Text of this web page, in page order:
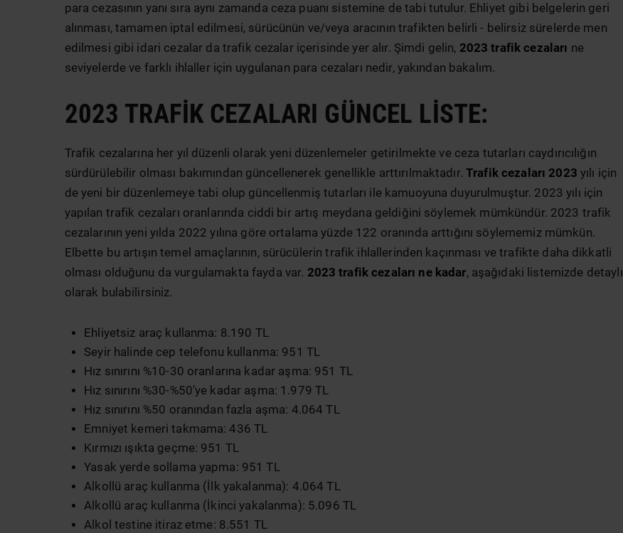
para cezasının yanı sıra aynı zamanda ceza puanı sistemine de tabi tutulur. Ehliyet gibi belgelerin geri
alınması, tamamen iptal edilmesi, sürücünün ve/veya aracının trafikten belirli - belirsiz sürelerde men
edilmesi gibi idari cezalar da trafik cezalar içerisinde yer alır. Şimdi gelin, 2023 trafik cezaları ne
seviyelerde ve farklı ihlaller için uygulanan para cezaları nedir, yakından bakalım.
2023 TRAFIK CEZALARI GÜNCEL LISTE:
Trafik cezalarına her yıl düzenli olarak yeni düzenlemeler getirilmekte ve ceza tutarları caydırıcılığın
sürdürülebilir olması bakımından güncellenerek genellikle arttırılmaktadır.Trafik cezaları 2023 yılı için
de yeni bir düzenlemeye tabi olup güncellenmiş tutarları ile kamuoyuna duyurulmuştur. 2023 yılı için
yapılan trafik cezaları oranlarında ciddi bir artış meydana geldiğini söylemek mümkündür. 2023 trafik
cezalarının yeni yılda 2022 yılına göre ortalama yüzde 122 oranında arttığını söylememiz mümkün.
Elbette bu artışın temel amaçlarının, sürücülerin trafik ihlallerinden kaçınması ve trafikte daha dikkatli
olması olduğunu da vurgulamakta fayda var. 2023 trafik cezaları ne kadar, aşağıdaki listemizde detaylı
olarak bulabilirsiniz.
Ehliyetsiz araç kullanma: 8.190 TL
Seyir halinde cep telefonu kullanma: 951 TL
Hız sınırını %10-30 oranlarına kadar aşma: 951 TL
Hız sınırını %30-%50’ye kadar aşma: 1.979 TL
Hız sınırını %50 oranından fazla aşma: 4.064 TL
Emniyet kemeri takmama: 436 TL
Kırmızı ışıkta geçme: 951 TL
Yasak yerde sollama yapma: 951 TL
Alkollü araç kullanma (İlk yakalanma): 4.064 TL
Alkollü araç kullanma (İkinci yakalanma): 5.096 TL
Alkol testine itiraz etme: 8.551 TL